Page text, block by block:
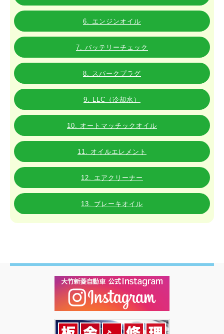
6. エンジンオイル
7. バッテリーチェック
8. スパークプラグ
9. LLC（冷却水）
10. オートマッチックオイル
11. オイルエレメント
12. エアクリーナー
13. ブレーキオイル